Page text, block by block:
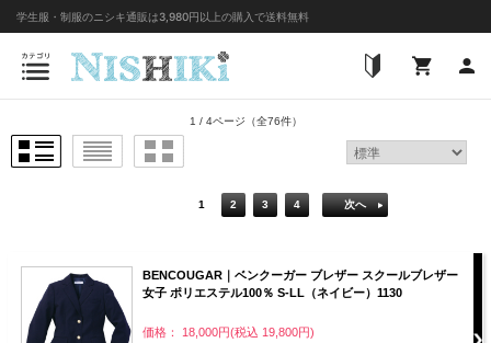
1 / 4ページ （全76件）
1 2 3 4 次へ
BENCOUGAR｜ベンクーガー ブレザー スクールブレザー
女子 ポリエステル100％ S-LL（ネイビー）1130
価格： 18,000円(税込 19,800円)